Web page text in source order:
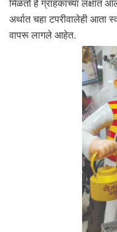
मिळतो हे ग्राहकांच्या लक्षात
अर्थात चहा टपरीवालेही
वापरू लागले आहेत.